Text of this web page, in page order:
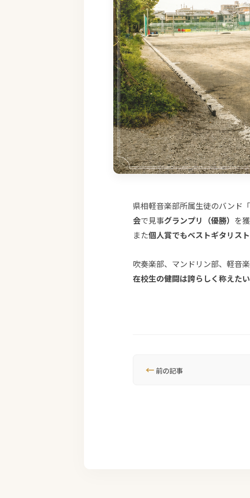
県相軽音楽部所属生徒のバンド
会で見事グランプリ（優勝） を
また個人賞でもベストギタリス
吹奏楽部、マンドリン部、軽音
在校生の健闘は誇らしく称えた
← 前の記事